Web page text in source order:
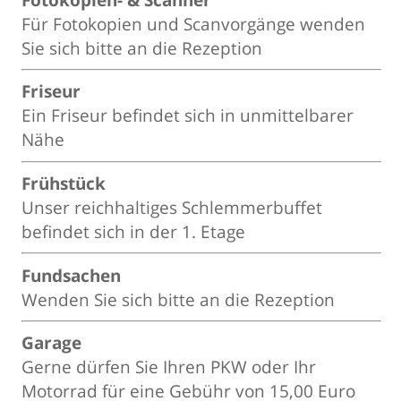
Für Fotokopien und Scanvorgänge wenden
Sie sich bitte an die Rezeption
Friseur
Ein Friseur befindet sich in unmittelbarer
Nähe
Frühstück
Unser reichhaltiges Schlemmerbuffet
befindet sich in der 1. Etage
Fundsachen
Wenden Sie sich bitte an die Rezeption
Garage
Gerne dürfen Sie Ihren PKW oder Ihr
Motorrad für eine Gebühr von 15,00 Euro